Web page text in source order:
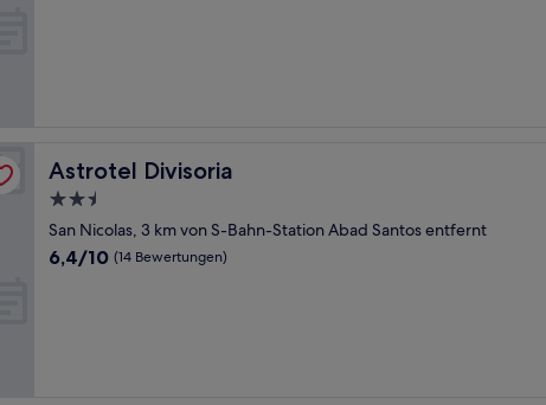
Astrotel Divisoria
Astrotel Divisoria
2.5-
Sterne-
Unterkunft
San Nicolas, 3 km von S-Bahn-Station Abad Santos entfernt
6.4
6,4/10 (14 Bewertungen)